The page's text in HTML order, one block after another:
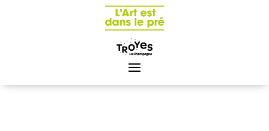
Panneau de gestion des cookies